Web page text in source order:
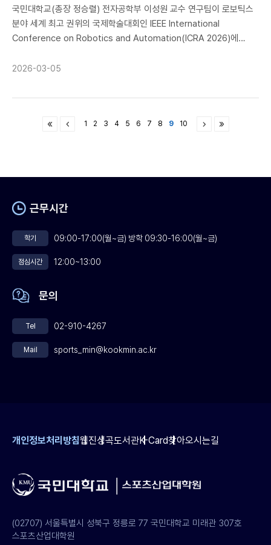
이해하고 관리할 수 있는 도구를 제공한다. 실시간 성과 모니터링,
개인화된 피드백, 예측적 인재관리는 모두 AI를 통해 가능해진다.
하지만 이러한 기술적 가능성이 조직 내 신뢰와 자율성을 해치지
AI가 생성한 데이터를 어떻게 해석하고, 그것을 구성원의 발전과
셋째, 조직문화의 차원에서 AI시대는 학습하는 조직, 적응하는
조직의 생존은 얼마나 빠르게 변화에 적응하느냐에 달려 있다. AI는
한다. 결국 포스트 성장시대의 조직관리는 인간과 AI의 협업을
어떻게 설계하고 실천할 것인가의 문제로 귀결된다. AI는 만능
해결책이 아니며, 인간을 완전히 대체할 수도 없다. 오히려 AI는 인간의
한계를 보완하고, 인간은 AI가 다룰 수 없는 맥락적 판단과 윤리적
성찰을 담당하는 상호보완적 관계가 형성되어야 한다. 이 책은 포스트
성장 시대 AI 발전과 함께 지혜로운 조직관리를 꿈꾸는 모든 이에게
국민대학교(총장 정승렬) 전자공학부 이성원 교수 연구팀이 로보틱스
분야 세계 최고 권위의 국제학술대회인 IEEE International
Conference on Robotics and Automation(ICRA 2026)에
(전자공학부 19)이 주저자로 참여해 수행한 연구라는 점에서 의미가
분야에서 가장 영향력 있는 최상위(Top-tier) 국제학술대회 중
발표되는 자리다. 엄격한 심사 기준과 높은 경쟁률로 인해, 학부생이
3D Gaussian 표현을 활용해 시각적 기하 정보와 의미 정보를
환경에서의 정밀한 공간 이해 문제를 해결하고자 했다. 특히 제안된
방법은 자율주행 분야의 대표적 공개 벤치마크인 nuScenes
데이터셋에서 기존 최신 기법(State-of-the-Art)을 능가하는
성능을 달성했다. 또한 기존 방법 대비 46% 적은 프리미티브
(primitives)를 사용해 연산 효율성을 크게 개선함으로써, 실제
입증했다. 본 연구는 국민대학교 CILAB(Computer Intelligence
Lab)에서 이성원 교수 연구팀의 지도 아래 진행됐으며, 김준호
학부생이 연구 설계부터 구현, 실험 전반에 주도적으로 참여했다. 해당
2026-03-05
1 2 3 4 5 6 7 8 9 10
개인정보처리방침웹진성곡도서관K-Card찾아오시는길
(02707) 서울특별시 성북구 정릉로 77 국민대학교 미래관 307호
스포츠산업대학원
근무시간
학기 09:00-17:00(월~금) 방학 09:30-16:00(월~금)
점심시간 12:00~13:00
문의
Tel 02-910-4267
Mail sports_min@kookmin.ac.kr